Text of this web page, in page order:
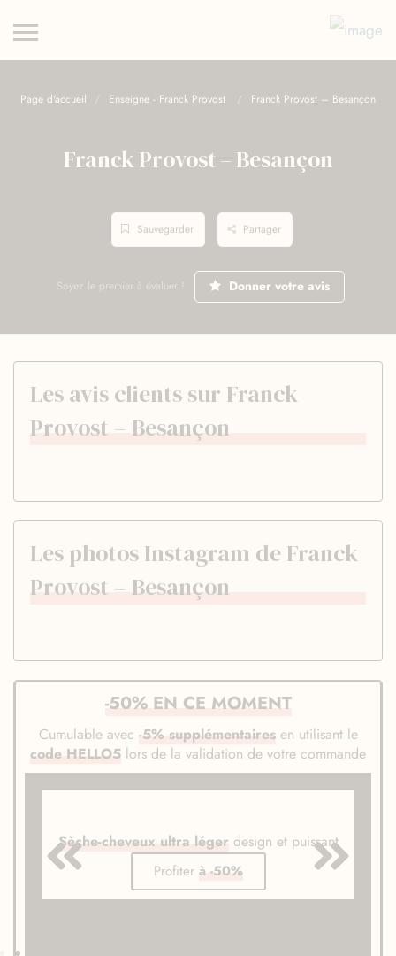
Page d'accueil Enseigne - Franck Provost Franck Provost – Besançon
Franck Provost – Besançon
Sauvegarder Partager
Soyez le premier à évaluer ! Donner votre avis
Les avis clients sur Franck
Provost – Besançon
Les photos Instagram de Franck
Provost – Besançon
-50% EN CE MOMENT
Cumulable avec -5% supplémentairesen utilisant le
code HELLO5 lors de la validation de votre commande
Sèche-cheveux ultra léger design et puissant
Profiter à -50%